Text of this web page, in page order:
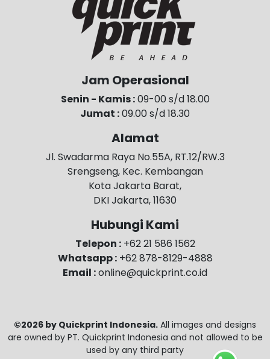
Jam Operasional
Senin - Kamis :09-00 s/d 18.00
Jumat :09.00 s/d 18.30
Alamat
Jl. Swadarma Raya No.55A, RT.12/RW.3
Srengseng, Kec. Kembangan
Kota Jakarta Barat,
DKI Jakarta, 11630
Hubungi Kami
Telepon :+62 21 586 1562
Whatsapp :+62 878-8129-4888
Email :online@quickprint.co.id
©2026 by Quickprint Indonesia. All images and designs
are owned by PT. Quickprint Indonesia and not allowed to be
used by any third party